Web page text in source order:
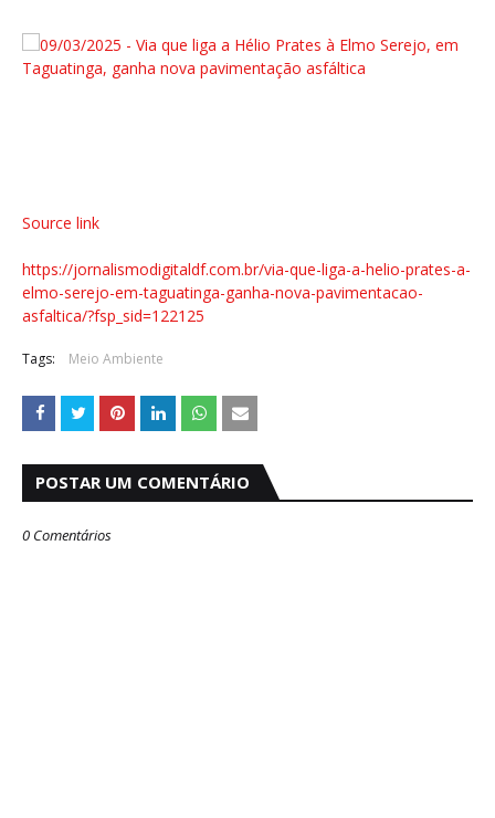
Source link
https://jornalismodigitaldf.com.br/via-que-liga-a-helio-prates-a-
elmo-serejo-em-taguatinga-ganha-nova-pavimentacao-
asfaltica/?fsp_sid=122125
Tags: Meio Ambiente
POSTAR UM COMENTÁRIO
0 Comentários